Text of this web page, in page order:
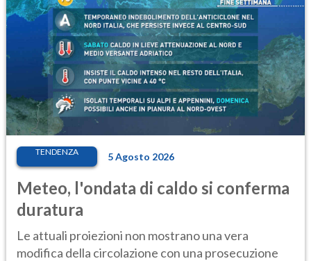
TENDENZA 5 Agosto 2026
Meteo, l'ondata di caldo si conferma
duratura
Le attuali proiezioni non mostrano una vera
modifica della circolazione con una prosecuzione